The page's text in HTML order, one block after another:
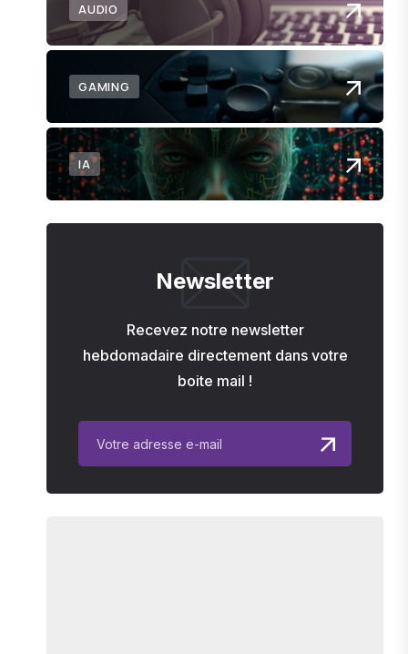
AUDIO
GAMING
IA
Newsletter
Recevez notre newsletter
hebdomadaire directement dans votre
boite mail !